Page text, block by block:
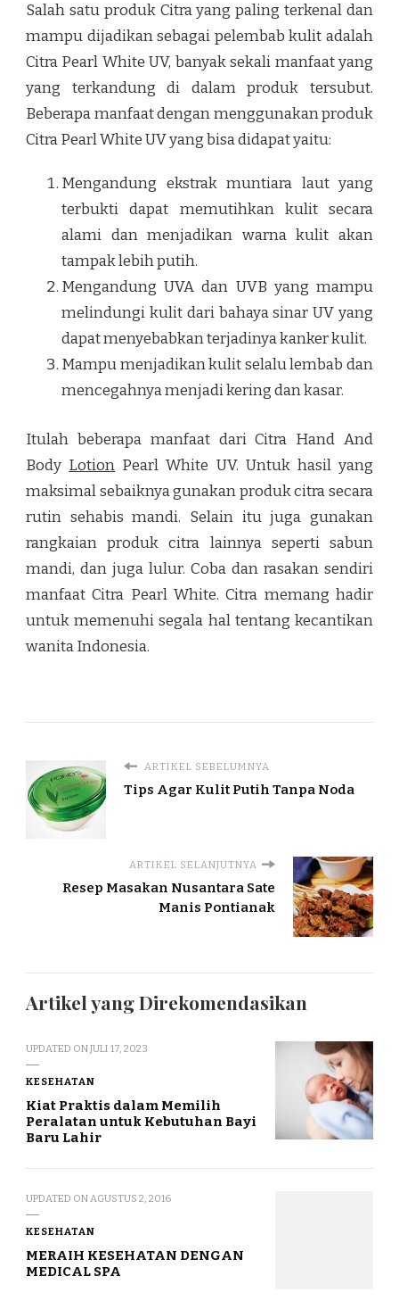
Salah satu produk Citra yang paling terkenal dan
mampu dijadikan sebagai pelembab kulit adalah
Citra Pearl White UV, banyak sekali manfaat yang
yang terkandung di dalam produk tersubut.
Beberapa manfaat dengan menggunakan produk
Citra Pearl White UV yang bisa didapat yaitu:
Mengandung ekstrak muntiara laut yang
terbukti dapat memutihkan kulit secara
alami dan menjadikan warna kulit akan
tampak lebih putih.
Mengandung UVA dan UVB yang mampu
melindungi kulit dari bahaya sinar UV yang
dapat menyebabkan terjadinya kanker kulit.
Mampu menjadikan kulit selalu lembab dan
mencegahnya menjadi kering dan kasar.
Itulah beberapa manfaat dari Citra Hand And
Body Lotion Pearl White UV. Untuk hasil yang
maksimal sebaiknya gunakan produk citra secara
rutin sehabis mandi. Selain itu juga gunakan
rangkaian produk citra lainnya seperti sabun
mandi, dan juga lulur. Coba dan rasakan sendiri
manfaat Citra Pearl White. Citra memang hadir
untuk memenuhi segala hal tentang kecantikan
wanita Indonesia.
ARTIKEL SEBELUMNYA
Tips Agar Kulit Putih Tanpa Noda
ARTIKEL SELANJUTNYA
Resep Masakan Nusantara Sate
Manis Pontianak
Artikel yang Direkomendasikan
UPDATED ONJULI 17, 2023
KESEHATAN
Kiat Praktis dalam Memilih
Peralatan untuk Kebutuhan Bayi
Baru Lahir
UPDATED ONAGUSTUS 2, 2016
KESEHATAN
MERAIH KESEHATAN DENGAN
MEDICAL SPA